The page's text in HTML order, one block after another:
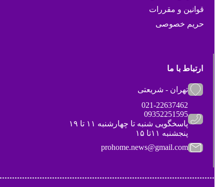
قوانین و مقررات
حریم خصوصی
ارتباط با ما
تهران - شریعتی
021-22637462
09352251595
پاسخگویی شنبه تا چهارشنبه ۱۱ تا ۱۹
پنجشنبه ۱۱تا ۱۵
prohome.news@gmail.com